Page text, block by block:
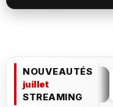
NOUVEAUTÉS
juillet
STREAMING